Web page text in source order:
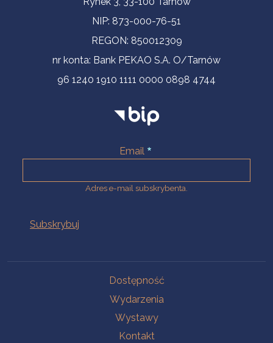
NIP: 873-000-76-51
REGON: 850012309
nr konta: Bank PEKAO S.A. O/Tarnów
96 1240 1910 1111 0000 0898 4744
Email
Adres e-mail subskrybenta.
Dostępność
Wydarzenia
Wystawy
Kontakt